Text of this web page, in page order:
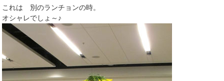
これは 別のランチョンの時。
オシャレでしょ～♪